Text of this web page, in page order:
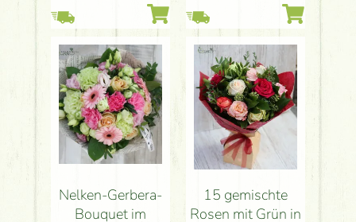
Nelken-Gerbera-
Bouquet im
15 gemischte
Rosen mit Grün in